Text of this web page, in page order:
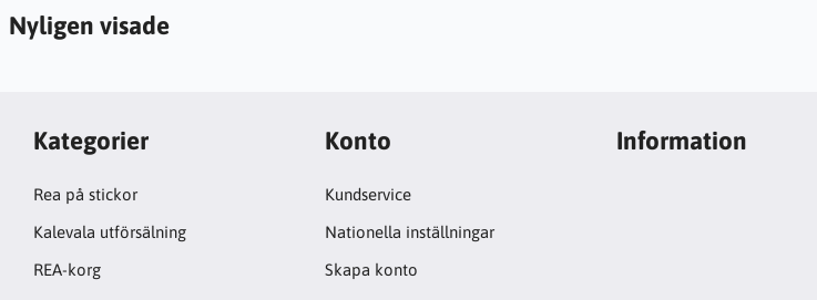
Nyligen visade
Kategorier
Rea på stickor
Kalevala utförsälning
REA-korg
Konto
Kundservice
Nationella inställningar
Skapa konto
Information